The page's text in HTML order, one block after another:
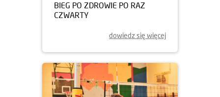
BIEG PO ZDROWIE PO RAZ
CZWARTY
dowiedz się więcej